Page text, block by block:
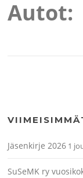
Autot:
Jäsenkirje 2026 1
SuSeMK ry